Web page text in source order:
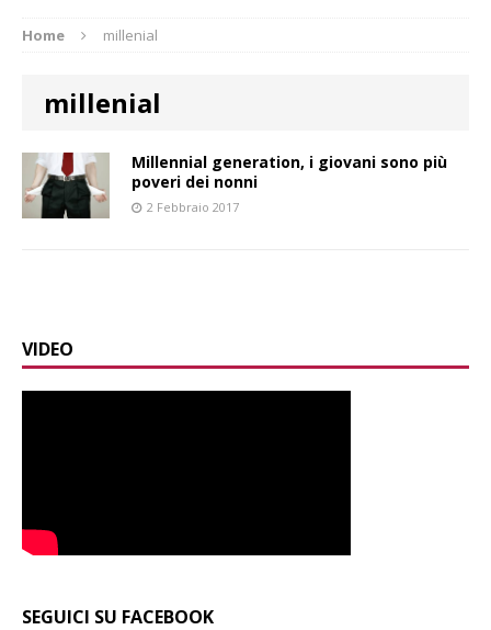
Home millenial
millenial
Millennial generation, i giovani sono più
poveri dei nonni
2 Febbraio 2017
VIDEO
SEGUICI SU FACEBOOK